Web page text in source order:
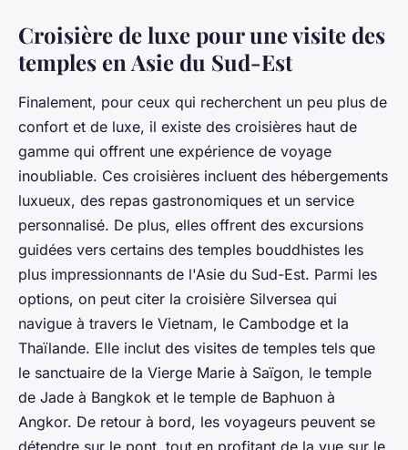
Croisière de luxe pour une visite des
temples en Asie du Sud-Est
Finalement, pour ceux qui recherchent un peu plus de
confort et de luxe, il existe des croisières haut de
gamme qui offrent une expérience de voyage
inoubliable. Ces croisières incluent des hébergements
luxueux, des repas gastronomiques et un service
personnalisé. De plus, elles offrent des excursions
guidées vers certains des temples bouddhistes les
plus impressionnants de l'Asie du Sud-Est. Parmi les
options, on peut citer la croisière Silversea qui
navigue à travers le Vietnam, le Cambodge et la
Thaïlande. Elle inclut des visites de temples tels que
le sanctuaire de la Vierge Marie à Saïgon, le temple
de Jade à Bangkok et le temple de Baphuon à
Angkor. De retour à bord, les voyageurs peuvent se
détendre sur le pont, tout en profitant de la vue sur le